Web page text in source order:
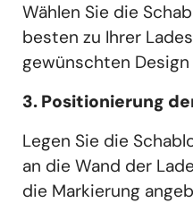
Wählen Sie die
besten zu Ihrer
gewünschten
3. Positionierung
Legen Sie die
an die Wand der
die Markierung